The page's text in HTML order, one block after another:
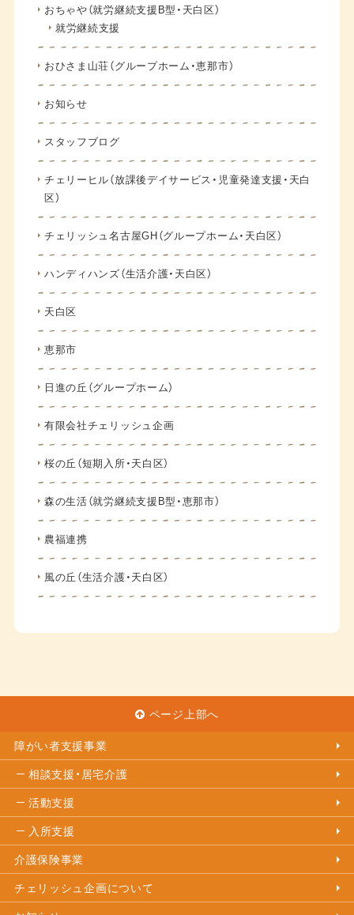
おちゃや（就労継続支援B型・天白区）
就労継続支援
おひさま山荘（グループホーム・恵那市）
お知らせ
スタッフブログ
チェリーヒル（放課後デイサービス・児童発達支援・天白
区）
チェリッシュ名古屋GH（グループホーム・天白区）
ハンディハンズ（生活介護・天白区）
天白区
恵那市
日進の丘（グループホーム）
有限会社チェリッシュ企画
桜の丘（短期入所・天白区）
森の生活（就労継続支援B型・恵那市）
農福連携
風の丘（生活介護・天白区）
ページ上部へ
障がい者支援事業
相談支援・居宅介護
活動支援
入所支援
介護保険事業
チェリッシュ企画について